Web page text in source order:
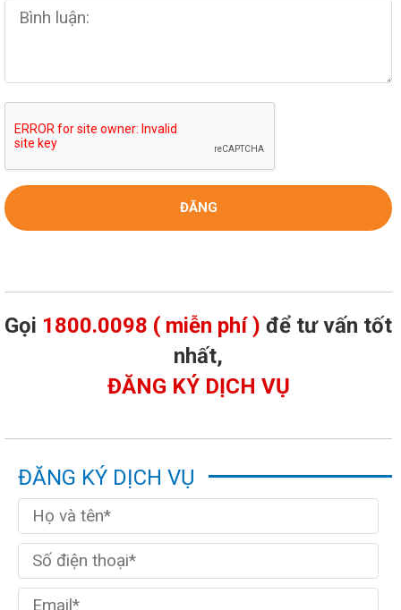
Gọi 1800.0098 ( miễn phí ) để tư vấn tốt
nhất,
ĐĂNG KÝ DỊCH VỤ
ĐĂNG KÝ DỊCH VỤ